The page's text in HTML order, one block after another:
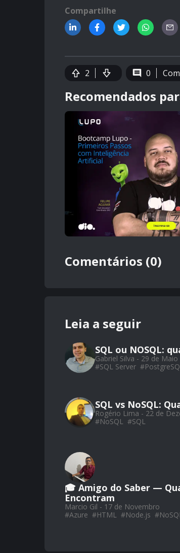
Compartilhe
2 0
Recomendados
Comentários (0)
Leia a seguir
SQL ou NOSQL:
Gabriel Silva - 29 de Maio
#SQL Server #
SQL vs NoSQL:
Rogério Lima - 22 de
#NoSQL #SQL
🎓 Amigo do Saber —
Encontram
Marcio Gil - 17 de Novembro
#Azure #HTML #Node.js #